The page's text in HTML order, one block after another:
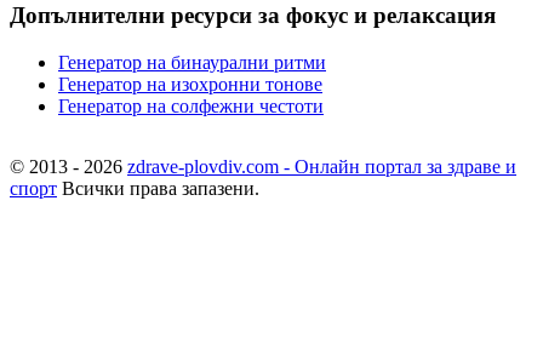
Допълнителни ресурси за фокус и релаксация
Генератор на бинаурални ритми
Генератор на изохронни тонове
Генератор на солфежни честоти
© 2013 - 2026 zdrave-plovdiv.com - Онлайн портал за здраве и
спорт Всички права запазени.